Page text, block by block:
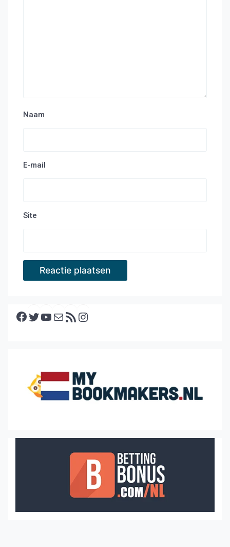
Naam
E-mail
Site
Facebook Twitter YouTube E-mail RSS feed